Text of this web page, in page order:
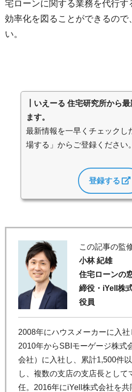
宅ローンに関する業務を代行す
効率化を図ることができるので
い。
┃いえーる 住宅研究所から
ます。
最新情報を一早くチェックし
場する」からご登録ください。
登録する
この記事の監
小林 紀雄
住宅ローンの
締役・iYell株
役員
2008年にハウスメーカーに入社
2010年からSBIモーゲージ株式
会社）に入社し、累計1,500件
し、複数の支店の支店長として
任。2016年にiYell株式会社を共